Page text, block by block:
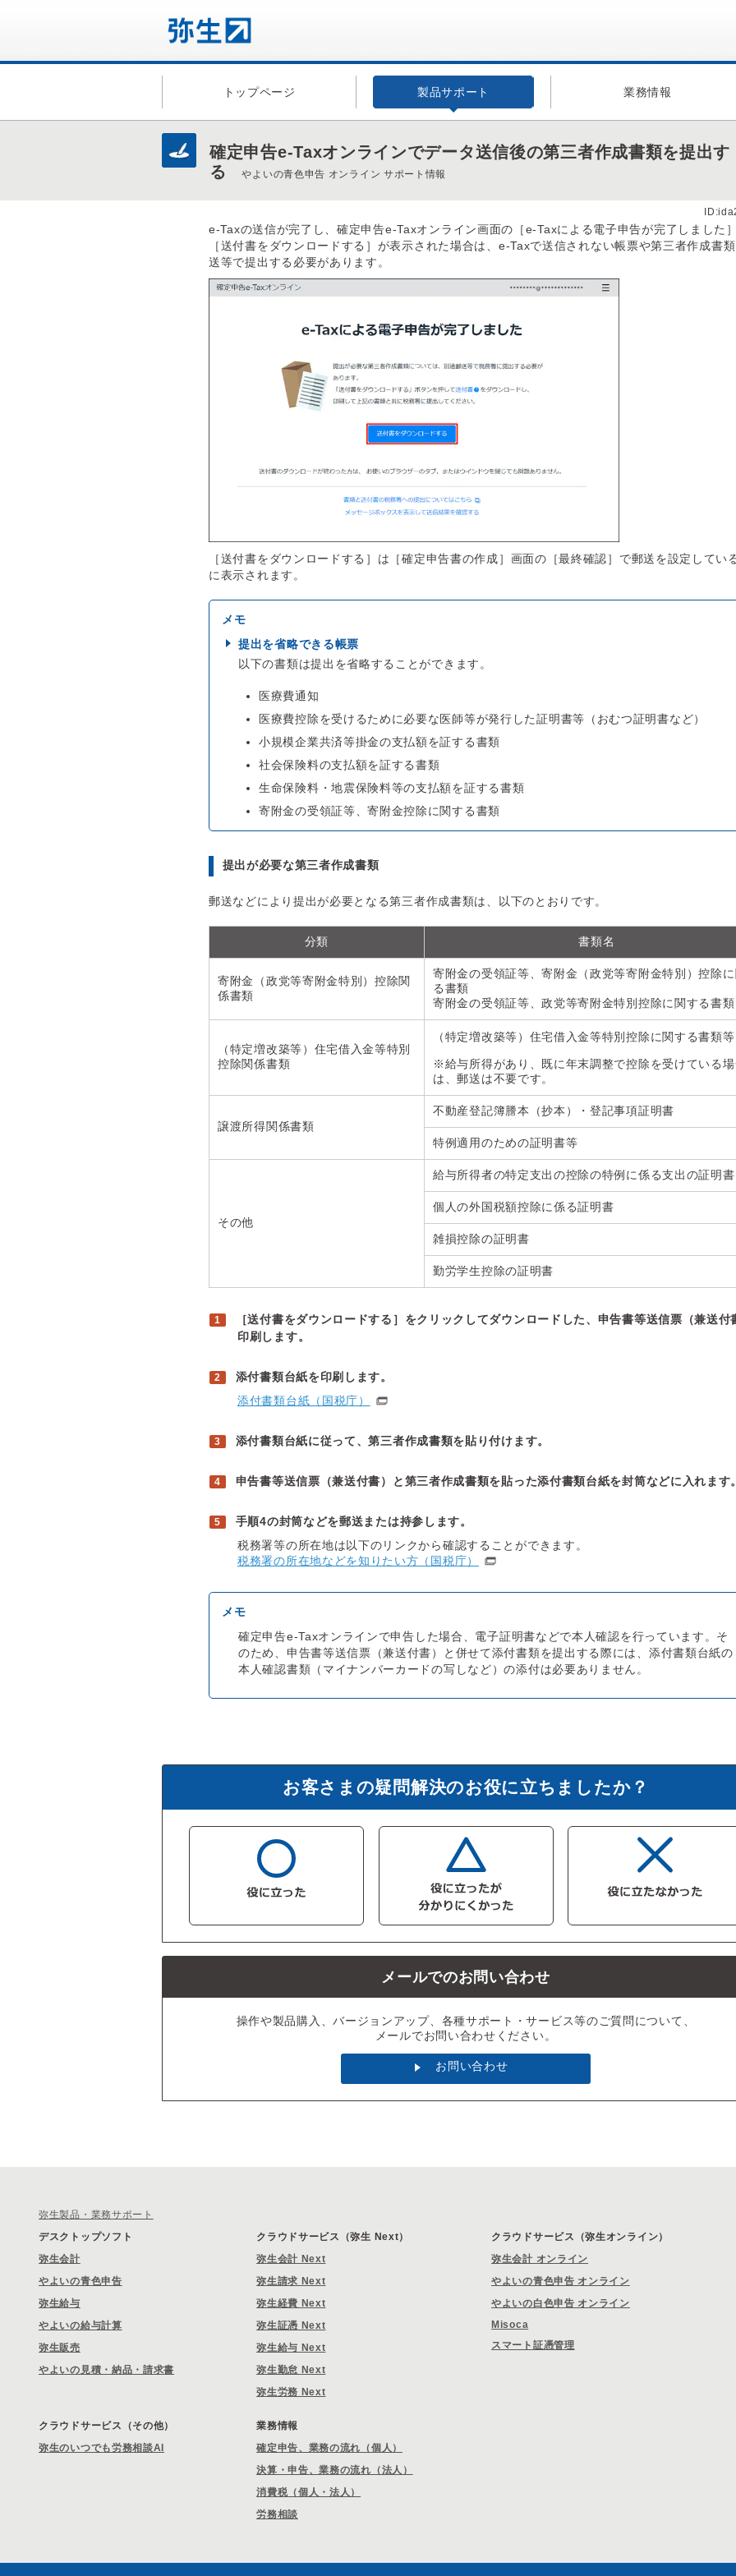
トップページ 製品サポート 業務情報
確定申告e-Taxオンラインでデータ送信後の第三者作成書類を提出す
る
やよいの青色申告 オンライン サポート情報
e-Taxの送信が完了し、確定申告e-Taxオンライン画面の［e-Taxによる電子申告が完了しました
［送付書をダウンロードする］が表示された場合は、e-Taxで送信されない帳票や第三者作成書
送等で提出する必要があります。
［送付書をダウンロードする］は［確定申告書の作成］画面の［最終確認］で郵送を設定してい
に表示されます。
提出を省略できる帳票
以下の書類は提出を省略することができます。
医療費通知
医療費控除を受けるために必要な医師等が発行した証明書等（おむつ証明書など）
小規模企業共済等掛金の支払額を証する書類
社会保険料の支払額を証する書類
生命保険料・地震保険料等の支払額を証する書類
寄附金の受領証等、寄附金控除に関する書類
提出が必要な第三者作成書類
郵送などにより提出が必要となる第三者作成書類は、以下のとおりです。
分類 書類名
寄附金（政党等寄附金特別）控除関
係書類
寄附金の受領証等、寄附金（政党等寄附金特別）控除
る書類
寄附金の受領証等、政党等寄附金特別控除に関する書類
（特定増改築等）住宅借入金等特別
控除関係書類
（特定増改築等）住宅借入金等特別控除に関する書類等
※給与所得があり、既に年末調整で控除を受けている
は、郵送は不要です。
譲渡所得関係書類
不動産登記簿謄本（抄本）・登記事項証明書
特例適用のための証明書等
その他
給与所得者の特定支出の控除の特例に係る支出の証明書
個人の外国税額控除に係る証明書
雑損控除の証明書
勤労学生控除の証明書
［送付書をダウンロードする］をクリックしてダウンロードした、申告書等送信票（兼送付
印刷します。
添付書類台紙を印刷します。
添付書類台紙（国税庁）
添付書類台紙に従って、第三者作成書類を貼り付けます。
申告書等送信票（兼送付書）と第三者作成書類を貼った添付書類台紙を封筒などに入れます
手順4の封筒などを郵送または持参します。
税務署等の所在地は以下のリンクから確認することができます。
税務署の所在地などを知りたい方（国税庁）
確定申告e-Taxオンラインで申告した場合、電子証明書などで本人確認を行っています。そ
のため、申告書等送信票（兼送付書）と併せて添付書類を提出する際には、添付書類台紙の
本人確認書類（マイナンバーカードの写しなど）の添付は必要ありません。
お客さまの疑問解決のお役に立ちましたか？
メールでのお問い合わせ
操作や製品購入、バージョンアップ、各種サポート・サービス等のご質問について、
メールでお問い合わせください。
お問い合わせ
弥生製品・業務サポート
デスクトップソフト
弥生会計
やよいの青色申告
弥生給与
やよいの給与計算
弥生販売
やよいの見積・納品・請求書
クラウドサービス（弥生 Next）
弥生会計 Next
弥生請求 Next
弥生経費 Next
弥生証憑 Next
弥生給与 Next
弥生勤怠 Next
弥生労務 Next
クラウドサービス（弥生オンライン）
弥生会計 オンライン
やよいの青色申告 オンライン
やよいの白色申告 オンライン
Misoca
スマート証憑管理
クラウドサービス（その他）
弥生のいつでも労務相談AI
業務情報
確定申告、業務の流れ（個人）
決算・申告、業務の流れ（法人）
消費税（個人・法人）
労務相談